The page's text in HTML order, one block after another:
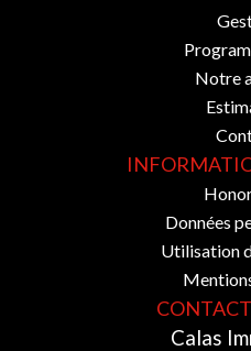
Notre
Données
Utilisation
Calas